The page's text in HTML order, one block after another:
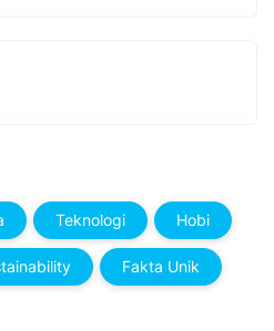
Teknologi Hobi
Fakta Unik